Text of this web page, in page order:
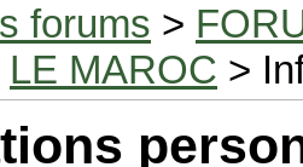
forums >
LE MAROC >